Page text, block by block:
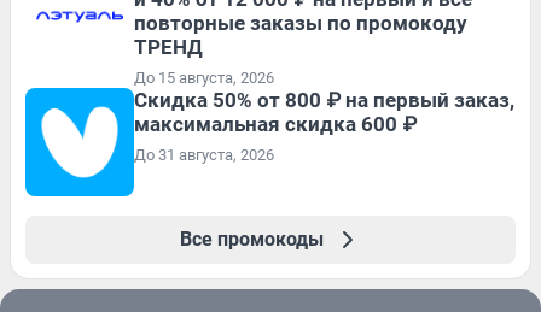
повторные заказы по промокоду
ТРЕНД
До 15 августа, 2026
Скидка 50% от 800 ₽ на первый заказ,
максимальная скидка 600 ₽
До 31 августа, 2026
Все промокоды